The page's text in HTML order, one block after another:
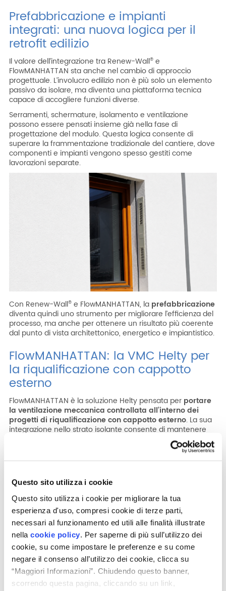
Questo sito utilizza i cookie
Questo sito utilizza i cookie per migliorare la tua
esperienza d'uso, compresi cookie di terze parti,
necessari al funzionamento ed utili alle finalità illustrate
nella cookie policy . Per saperne di più sull’utilizzo dei
cookie, su come impostare le preferenze e su come
negare il consenso all’utilizzo dei cookie, clicca su
“Maggiori Informazioni”. Chiudendo questo banner,
scorrendo questa pagina, cliccando su un link,
Prefabbricazione e impianti
integrati: una nuova logica per il
retrofit edilizio
Il valore dell’integrazione tra Renew-Wall®e
FlowMANHATTAN sta anche nel cambio di approccio
progettuale. L’involucro edilizio non è più solo un elemento
passivo da isolare, ma diventa una piattaforma tecnica
capace di accogliere funzioni diverse.
Serramenti, schermature, isolamento e ventilazione
possono essere pensati insieme già nella fase di
progettazione del modulo. Questa logica consente di
superare la frammentazione tradizionale del cantiere, dove
componenti e impianti vengono spesso gestiti come
lavorazioni separate.
Con Renew-Wall®e FlowMANHATTAN, la prefabbricazione
diventa quindi uno strumento per migliorare l’efficienza del
processo, ma anche per ottenere un risultato più coerente
dal punto di vista architettonico, energetico e impiantistico.
FlowMANHATTAN: la VMC Helty per
la riqualificazione con cappotto
esterno
FlowMANHATTAN è la soluzione Helty pensata per portare
la ventilazione meccanica controllata all’interno dei
progetti di riqualificazione con cappotto esterno. La sua
integrazione nello strato isolante consente di mantenere
pulita la facciata, evitando elementi visibili e preservando
Questa caratteristica la rende particolarmente adatta ai
importante quanto la prestazione tecnica. La VMC viene
così incorporata nel sistema di facciata, contribuendo a
una riqualificazione più completa e coordinata.